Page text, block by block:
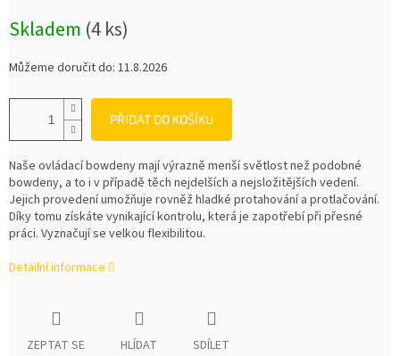
cena:
Skladem (4 ks)
Můžeme doručit do: 11.8.2026
PŘIDAT DO KOŠÍKU
Naše ovládací bowdeny mají výrazně menší světlost než podobné
bowdeny, a to i v případě těch nejdelších a nejsložitějších vedení.
Jejich provedení umožňuje rovněž hladké protahování a protlačování.
Díky tomu získáte vynikající kontrolu, která je zapotřebí při přesné
práci. Vyznačují se velkou flexibilitou.
Detailní informace
ZEPTAT SE HLÍDAT SDÍLET